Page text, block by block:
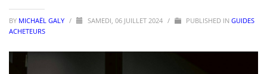
BY MICHAËL GALY / SAMEDI, 06 JUILLET 2024 / PUBLISHED IN GUIDES
ACHETEURS